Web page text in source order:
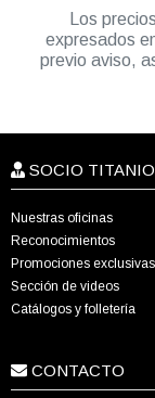
Los
expresados
previo aviso,
SOCIO
Nuestras oficinas
Reconocimientos
Promociones
Sección de videos
Catálogos y folletería
CONTACTO